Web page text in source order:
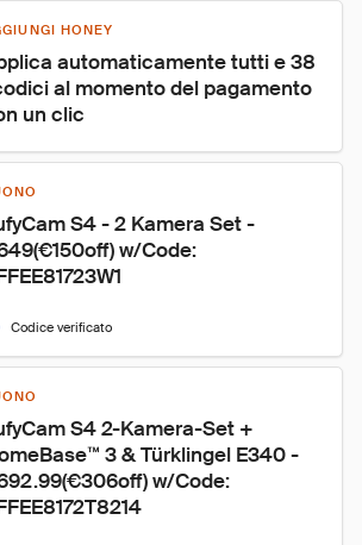
HONEY
automaticamente tutti e 38
al momento del pagamento
un clic
S4 - 2 Kamera Set -
w/Code:
Codice verificato
S4 2-Kamera-Set +
3 & Türklingel E340 -
w/Code: